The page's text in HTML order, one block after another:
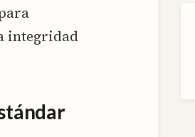
integridad